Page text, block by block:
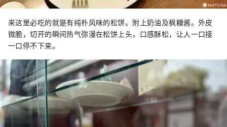
来这里必吃的就是有纯朴风味的松饼。附上奶油及枫糖酱。外皮
微脆，切开的瞬间热气弥漫在松饼上头，口感酥松，让人一口接
一口停不下来。